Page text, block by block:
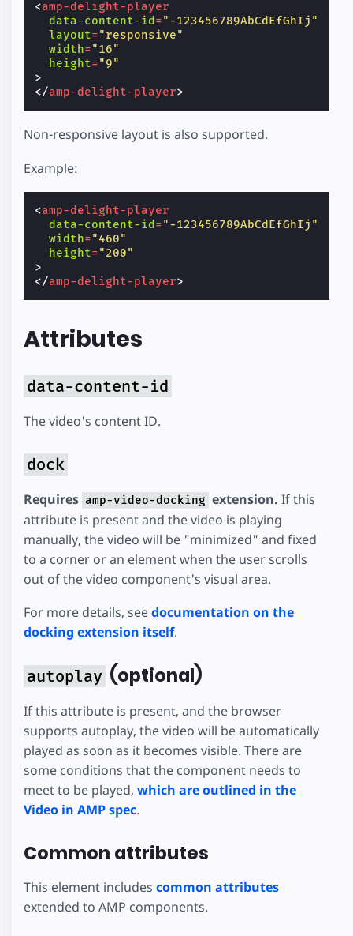
<amp-delight-player
data-content-id ="-123456789AbCdEfGhIj"
layout="responsive"
width="16"
height="9"
>
</amp-delight-player>
Non-responsive layout is also supported.
Example:
<amp-delight-player
data-content-id ="-123456789AbCdEfGhIj"
width="460"
height="200"
>
</amp-delight-player>
Attributes
data-content-id
The video's content ID.
dock
Requires amp-video-docking extension. If this
attribute is present and the video is playing
manually, the video will be "minimized" and fixed
to a corner or an element when the user scrolls
out of the video component's visual area.
For more details, seedocumentation on the
docking extension itself.
autoplay (optional)
If this attribute is present, and the browser
supports autoplay, the video will be automatically
played as soon as it becomes visible. There are
some conditions that the component needs to
meet to be played, which are outlined in the
Video in AMP spec.
Common attributes
This element includes common attributes
extended to AMP components.